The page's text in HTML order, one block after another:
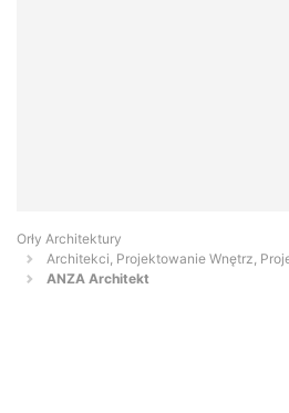
Orły Architektury
Architekci, Projektowanie Wnętrz,
ANZA Architekt